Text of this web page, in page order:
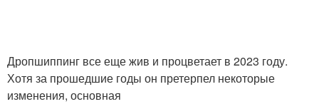
Дропшиппинг все еще жив и процветает в 2023 году.
Хотя за прошедшие годы он претерпел некоторые
изменения, основная